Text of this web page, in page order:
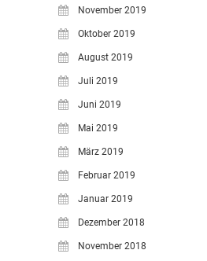
November 2019
Oktober 2019
August 2019
Juli 2019
Juni 2019
Mai 2019
März 2019
Februar 2019
Januar 2019
Dezember 2018
November 2018